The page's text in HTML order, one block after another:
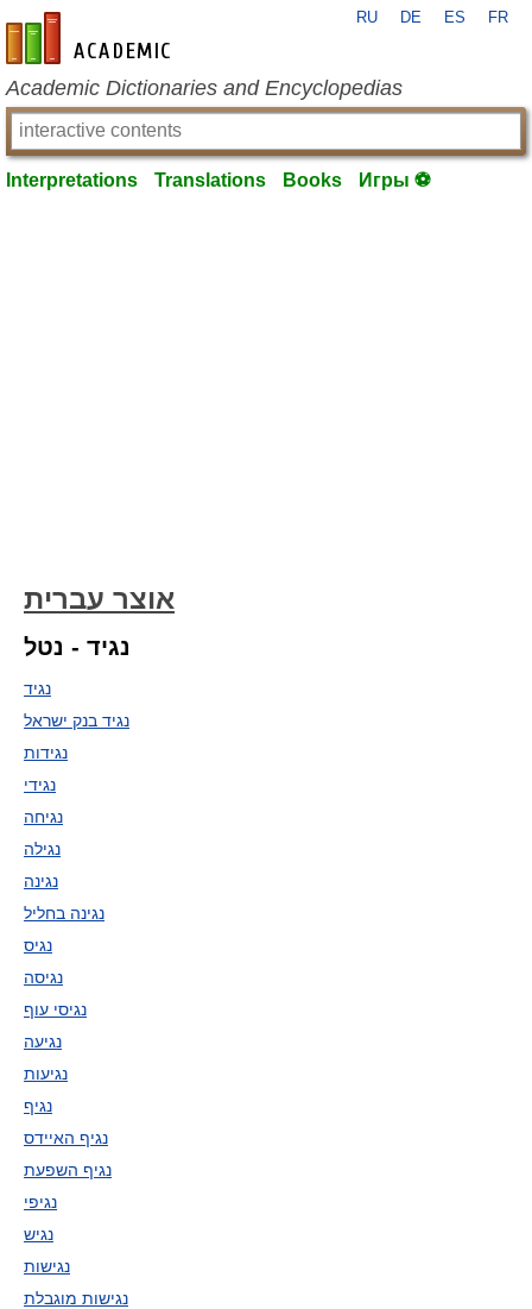
en-academic.com
RU DE ES FR
Academic Dictionaries and Encyclopedias
Interpretations Translations Books Игры ⚽
אוצר עברית
נגיד - נטל
נגיד
נגיד בנק ישראל
נגידות
נגידי
נגיחה
נגילה
נגינה
נגינה בחליל
נגיס
נגיסה
נגיסי עוף
נגיעה
נגיעות
נגיף
נגיף האיידס
נגיף השפעת
נגיפי
נגיש
נגישות
נגישות מוגבלת